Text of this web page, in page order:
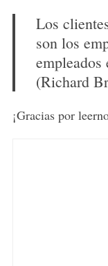
Los
son los
(Richard
¡Gracias por